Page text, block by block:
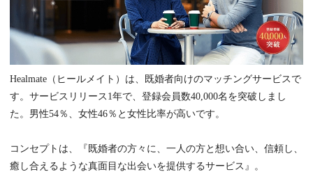
Healmate（ヒールメイト）は、既婚者向けのマッチングサービスで
す。サービスリリース1年で、登録会員数40,000名を突破しまし
た。男性54％、女性46％と女性比率が高いです。
コンセプトは、『既婚者の方々に、一人の方と想い合い、信頼し、
癒し合えるような真面目な出会いを提供するサービス』。